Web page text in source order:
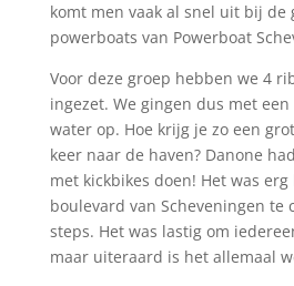
komt men vaak al snel uit bij de
powerboats van Powerboat
Voor deze groep hebben we 4
ingezet. We gingen dus met
water op. Hoe krijg je zo een
keer naar de haven? Danone
met kickbikes doen! Het was
boulevard van Scheveningen te
steps. Het was lastig om
maar uiteraard is het allemaal